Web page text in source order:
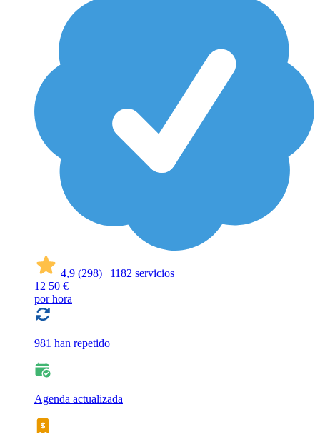
4,9 (298) | 1182 servicios
12 50 €
por hora
981 han repetido
Agenda actualizada